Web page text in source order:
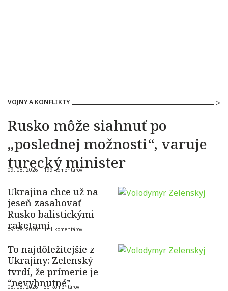
VOJNY A KONFLIKTY
Rusko môže siahnuť po
„poslednej možnosti“, varuje
turecký minister
09. 08. 2026 |199 komentárov
Ukrajina chce už na
jeseň zasahovať
Rusko balistickými
raketami
09. 08. 2026 |141 komentárov
To najdôležitejšie z
Ukrajiny: Zelenský
tvrdí, že prímerie je
“nevyhnutné”
08. 08. 2026 |36 komentárov